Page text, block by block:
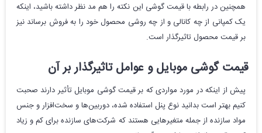
همچنین در رابطه با قیمت گوشی این نکته را هم مد نظر داشته باشید، اینکه
یک کمپانی از چه کانالی و از چه روشی محصول خود را به فروش برساند نیز
بر قیمت محصول تاثیرگذار است.
قیمت گوشی موبایل و عوامل تاثیرگذار بر آن
پیش از اینکه در مورد مواردی که بر قیمت گوشی موبایل تأثیر دارند صحبت
کنیم بهتر است بدانید نوع پنل استفاده شده، دوربین‌ها و سخت‌افزار و جنس
مواد سازنده از جمله متغیرهایی هستند که شرکت‌های سازنده برای کم و زیاد